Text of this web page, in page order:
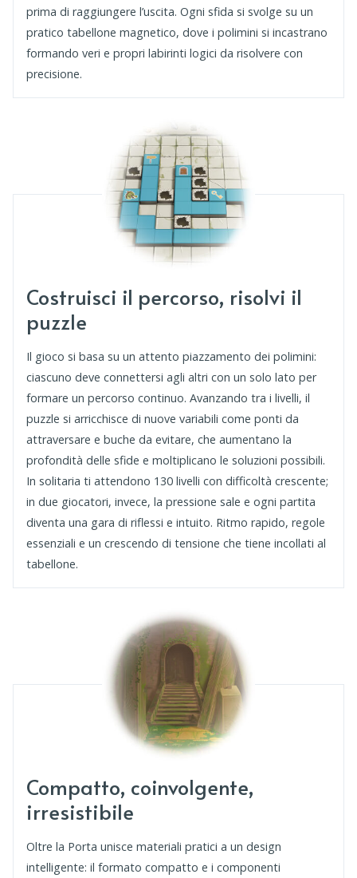
prima di raggiungere l’uscita. Ogni sfida si svolge su un
pratico tabellone magnetico, dove i polimini si incastrano
formando veri e propri labirinti logici da risolvere con
precisione.
Costruisci il percorso, risolvi il
puzzle
Il gioco si basa su un attento piazzamento dei polimini:
ciascuno deve connettersi agli altri con un solo lato per
formare un percorso continuo. Avanzando tra i livelli, il
puzzle si arricchisce di nuove variabili come ponti da
attraversare e buche da evitare, che aumentano la
profondità delle sfide e moltiplicano le soluzioni possibili.
In solitaria ti attendono 130 livelli con difficoltà crescente;
in due giocatori, invece, la pressione sale e ogni partita
diventa una gara di riflessi e intuito. Ritmo rapido, regole
essenziali e un crescendo di tensione che tiene incollati al
tabellone.
Compatto, coinvolgente,
irresistibile
Oltre la Porta unisce materiali pratici a un design
intelligente: il formato compatto e i componenti